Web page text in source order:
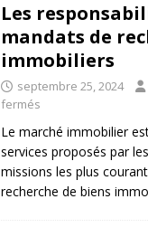
Les
mandats de
immobiliers
septembre 25, 2024
fermés
Le marché immobilier
services proposés par
missions les plus
recherche de biens